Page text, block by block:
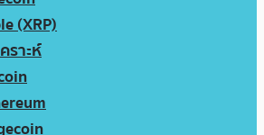
(XRP)
ราะห์